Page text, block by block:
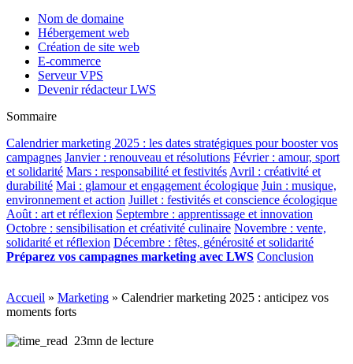
Nom de domaine
Hébergement web
Création de site web
E-commerce
Serveur VPS
Devenir rédacteur LWS
Sommaire
Calendrier marketing 2025 : les dates stratégiques pour booster vos
campagnes Janvier : renouveau et résolutions Février : amour, sport
et solidarité Mars : responsabilité et festivités Avril : créativité et
durabilité Mai : glamour et engagement écologique Juin : musique,
environnement et action Juillet : festivités et conscience écologique
Août : art et réflexion Septembre : apprentissage et innovation
Octobre : sensibilisation et créativité culinaire Novembre : vente,
solidarité et réflexion Décembre : fêtes, générosité et solidarité
Préparez vos campagnes marketing avec LWS Conclusion
Accueil » Marketing » Calendrier marketing 2025 : anticipez vos
moments forts
23mn de lecture